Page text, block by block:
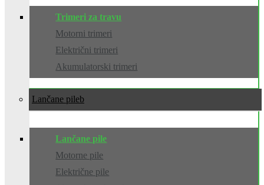
Trimeri za travu
Motorni trimeri
Električni trimeri
Akumulatorski trimeri
Lančane pile
Lančane pile
Motorne pile
Električne pile